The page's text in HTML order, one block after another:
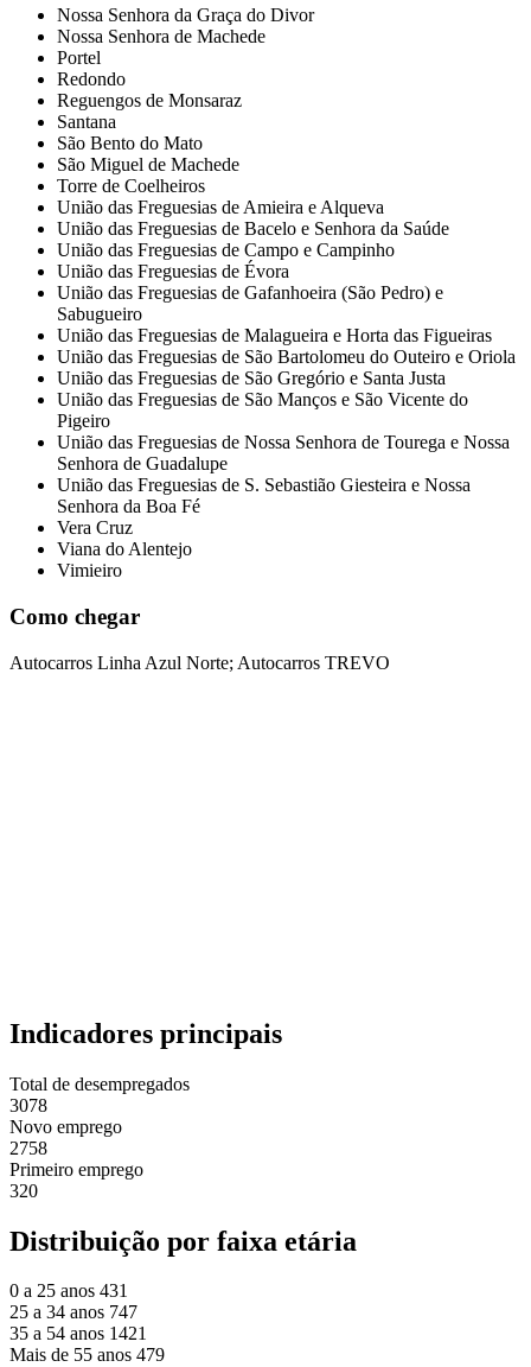
Nossa Senhora da Graça do Divor
Nossa Senhora de Machede
Portel
Redondo
Reguengos de Monsaraz
Santana
São Bento do Mato
São Miguel de Machede
Torre de Coelheiros
União das Freguesias de Amieira e Alqueva
União das Freguesias de Bacelo e Senhora da Saúde
União das Freguesias de Campo e Campinho
União das Freguesias de Évora
União das Freguesias de Gafanhoeira (São Pedro) e
Sabugueiro
União das Freguesias de Malagueira e Horta das Figueiras
União das Freguesias de São Bartolomeu do Outeiro e Oriola
União das Freguesias de São Gregório e Santa Justa
União das Freguesias de São Manços e São Vicente do
Pigeiro
União das Freguesias de Nossa Senhora de Tourega e Nossa
Senhora de Guadalupe
União das Freguesias de S. Sebastião Giesteira e Nossa
Senhora da Boa Fé
Vera Cruz
Viana do Alentejo
Vimieiro
Como chegar
Autocarros Linha Azul Norte; Autocarros TREVO
Indicadores principais
Total de desempregados
3078
Novo emprego
2758
Primeiro emprego
320
Distribuição por faixa etária
0 a 25 anos 431
25 a 34 anos 747
35 a 54 anos 1421
Mais de 55 anos 479